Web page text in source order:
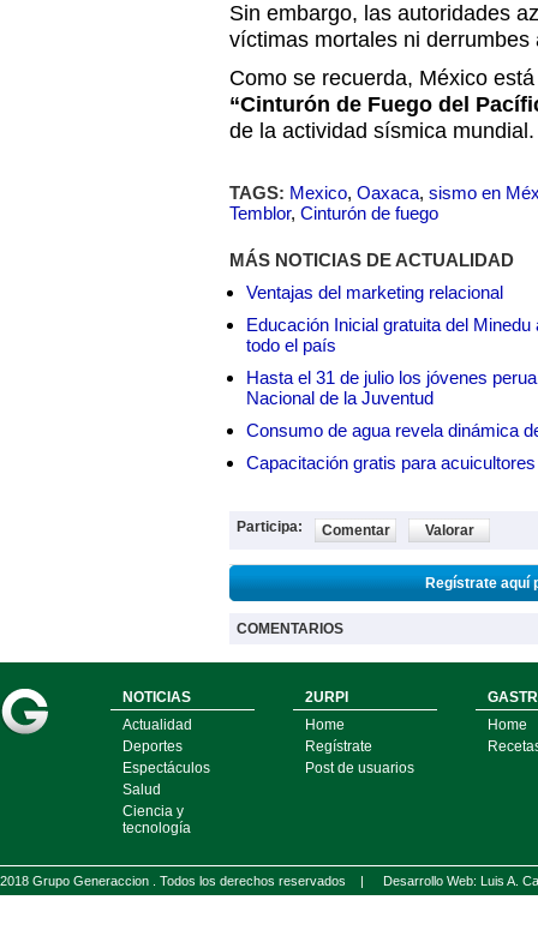
Sin embargo, las autoridades
víctimas mortales ni
Como se recuerda, México
“Cinturón de Fuego del
de la actividad sísmica mundial.
TAGS: Mexico, Oaxaca, sismo en
Temblor, Cinturón de fuego
MÁS NOTICIAS DE ACTUALIDAD
Ventajas del marketing relacional
Educación Inicial gratuita del
todo el país
Hasta el 31 de julio los jóvenes
Nacional de la Juventud
Consumo de agua revela dinámica
Capacitación gratis para
Participa: Comentar Valorar
Regístrate aquí
COMENTARIOS
NOTICIAS
Actualidad
Deportes
Espectáculos
Salud
Ciencia y
tecnología
2URPI
Home
Regístrate
Post de usuarios
Home
2018 Grupo Generaccion . Todos los derechos reservados | Desarrollo Web: Luis